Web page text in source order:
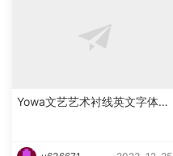
Yowa文艺艺术衬线英文字体下